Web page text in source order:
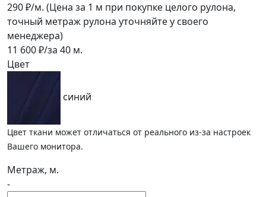
290₽/м. (Цена за 1 м при покупке целого рулона,
точный метраж рулона уточняйте у своего
менеджера)
11 600₽/за 40 м.
Цвет
синий
Цвет ткани может отличаться от реального из-за настроек
Вашего монитора.
Метраж, м.
-